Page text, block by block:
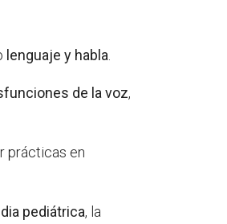
lenguaje y habla
de la voz,
prácticas en
pediátrica, la